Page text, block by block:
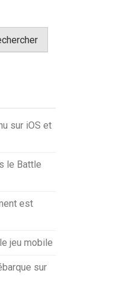
sur iOS et
le Battle
est
jeu mobile
sur